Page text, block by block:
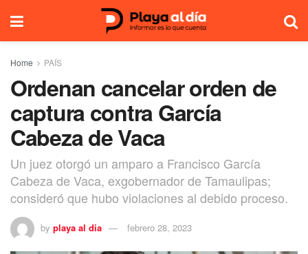
Home PAÍS
Ordenan cancelar orden de
captura contra García
Cabeza de Vaca
Un juez otorgó un amparo a Francisco García
Cabeza de Vaca, exgobernador de Tamaulipas;
consideró que hubo violaciones al debido proceso.
by playa al dia febrero 28, 2023